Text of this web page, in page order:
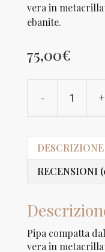
vera in
ebanite.
75,00€
- +
DESCRIZIONE
RECENSIONI
Pipa compatta
vera in